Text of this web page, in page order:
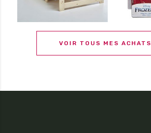
VOIR TOUS MES ACHATS